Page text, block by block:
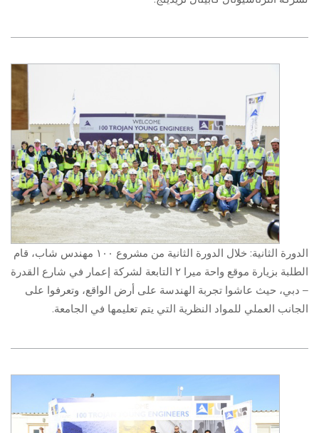
الدورة الثانية: خلال الدورة الثانية من مشروع ١٠٠ مهندس شاب، قام
الطلبة بزيارة موقع واحة ميرا ٢ التابعة لشركة إعمار في شارع القدرة
– دبي، حيث عاشوا تجربة الهندسة على أرض الواقع، وتعرفوا على
الجانب العملي للمواد النظرية التي يتم تعليمها في الجامعة.